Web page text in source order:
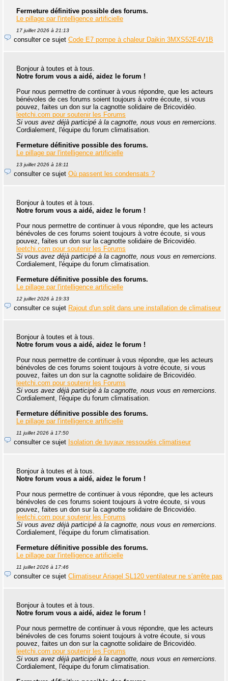
Fermeture définitive possible des forums.
Le pillage par l'intelligence artificielle
17 juillet 2026 à 21:13
consulter ce sujet Code E7 pompe à chaleur Daikin 3MXS52E4V1B
Bonjour à toutes et à tous.
Notre forum vous a aidé, aidez le forum !
Pour nous permettre de continuer à vous répondre, que les acteurs
bénévoles de ces forums soient toujours à votre écoute, si vous
pouvez, faites un don sur la cagnotte solidaire de Bricovidéo.
leetchi.com pour soutenir les Forums
Si vous avez déjà participé à la cagnotte, nous vous en remercions.
Cordialement, l'équipe du forum climatisation.
Fermeture définitive possible des forums.
Le pillage par l'intelligence artificielle
13 juillet 2026 à 18:11
consulter ce sujet Où passent les condensats ?
Bonjour à toutes et à tous.
Notre forum vous a aidé, aidez le forum !
Pour nous permettre de continuer à vous répondre, que les acteurs
bénévoles de ces forums soient toujours à votre écoute, si vous
pouvez, faites un don sur la cagnotte solidaire de Bricovidéo.
leetchi.com pour soutenir les Forums
Si vous avez déjà participé à la cagnotte, nous vous en remercions.
Cordialement, l'équipe du forum climatisation.
Fermeture définitive possible des forums.
Le pillage par l'intelligence artificielle
12 juillet 2026 à 19:33
consulter ce sujet Rajout d'un split dans une installation de climatiseur
Bonjour à toutes et à tous.
Notre forum vous a aidé, aidez le forum !
Pour nous permettre de continuer à vous répondre, que les acteurs
bénévoles de ces forums soient toujours à votre écoute, si vous
pouvez, faites un don sur la cagnotte solidaire de Bricovidéo.
leetchi.com pour soutenir les Forums
Si vous avez déjà participé à la cagnotte, nous vous en remercions.
Cordialement, l'équipe du forum climatisation.
Fermeture définitive possible des forums.
Le pillage par l'intelligence artificielle
11 juillet 2026 à 17:50
consulter ce sujet Isolation de tuyaux ressoudés climatiseur
Bonjour à toutes et à tous.
Notre forum vous a aidé, aidez le forum !
Pour nous permettre de continuer à vous répondre, que les acteurs
bénévoles de ces forums soient toujours à votre écoute, si vous
pouvez, faites un don sur la cagnotte solidaire de Bricovidéo.
leetchi.com pour soutenir les Forums
Si vous avez déjà participé à la cagnotte, nous vous en remercions.
Cordialement, l'équipe du forum climatisation.
Fermeture définitive possible des forums.
Le pillage par l'intelligence artificielle
11 juillet 2026 à 17:46
consulter ce sujet Climatiseur Ariagel SL120 ventilateur ne s’arrête pas
Bonjour à toutes et à tous.
Notre forum vous a aidé, aidez le forum !
Pour nous permettre de continuer à vous répondre, que les acteurs
bénévoles de ces forums soient toujours à votre écoute, si vous
pouvez, faites un don sur la cagnotte solidaire de Bricovidéo.
leetchi.com pour soutenir les Forums
Si vous avez déjà participé à la cagnotte, nous vous en remercions.
Cordialement, l'équipe du forum climatisation.